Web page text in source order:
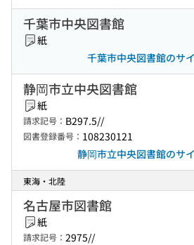
千葉市中央図書館
紙
千葉市中央図書館のサ
静岡市立中央図書館
紙
請求記号： B297.5//
図書登録番号： 108230121
静岡市立中央図書館のサ
東海・北陸
名古屋市図書館
紙
請求記号： 2975//